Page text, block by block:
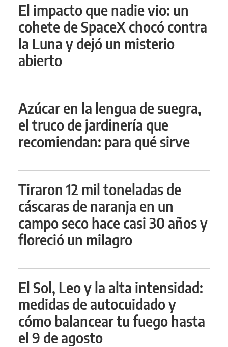
El impacto que nadie vio: un
cohete de SpaceX chocó contra
la Luna y dejó un misterio
abierto
Azúcar en la lengua de suegra,
el truco de jardinería que
recomiendan: para qué sirve
Tiraron 12 mil toneladas de
cáscaras de naranja en un
campo seco hace casi 30 años y
floreció un milagro
El Sol, Leo y la alta intensidad:
medidas de autocuidado y
cómo balancear tu fuego hasta
el 9 de agosto